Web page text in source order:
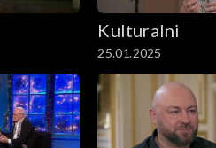
Kulturalni
25.01.2025